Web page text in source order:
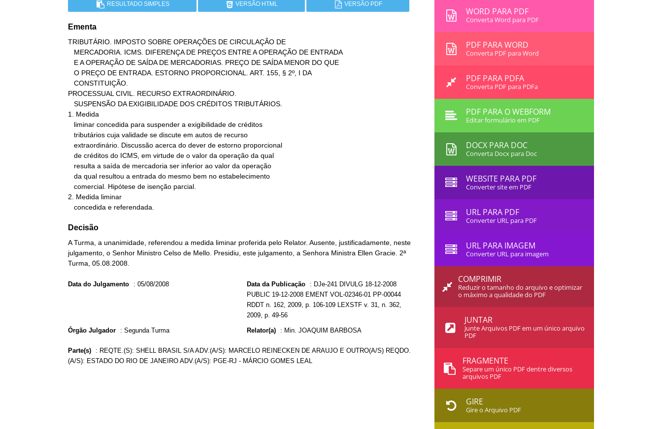
RESULTADO SIMPLES VERSÃO HTML VERSÃO PDF
Ementa
TRIBUTÁRIO. IMPOSTO SOBRE OPERAÇÕES DE CIRCULAÇÃO DE
PROCESSUAL CIVIL. RECURSO EXTRAORDINÁRIO.
1. Medida
2. Medida liminar
   concedida e referendada.
Decisão
A Turma, a unanimidade, referendou a medida liminar proferida pelo Relator. Ausente, justificadamente, neste
julgamento, o Senhor Ministro Celso de Mello. Presidiu, este julgamento, a Senhora Ministra Ellen Gracie. 2ª
Turma, 05.08.2008.
Data do Julgamento : 05/08/2008 Data da Publicação : DJe-241 DIVULG 18-12-2008
PUBLIC 19-12-2008 EMENT VOL-02346-01 PP-00044
RDDT n. 162, 2009, p. 106-109 LEXSTF v. 31, n. 362,
2009, p. 49-56
Órgão Julgador : Segunda Turma Relator(a) : Min. JOAQUIM BARBOSA
Parte(s) : REQTE.(S): SHELL BRASIL S/A ADV.(A/S): MARCELO REINECKEN DE ARAUJO E OUTRO(A/S) REQDO.
(A/S): ESTADO DO RIO DE JANEIRO ADV.(A/S): PGE-RJ - MÁRCIO GOMES LEAL
WORD PARA PDF
Converta Word para PDF
PDF PARA WORD
Converta PDF para Word
PDF PARA PDFA
Converta PDF para PDFa
PDF PARA O WEBFORM
Editar formulário em PDF
DOCX PARA DOC
Converta Docx para Doc
WEBSITE PARA PDF
Converter site em PDF
URL PARA PDF
Converter URL para PDF
URL PARA IMAGEM
Converter URL para imagem
COMPRIMIR
Reduzir o tamanho do arquivo e optimizar
o máximo a qualidade do PDF
JUNTAR
Junte Arquivos PDF em um único arquivo
PDF
FRAGMENTE
Separe um único PDF dentre diversos
arquivos PDF
GIRE
Gire o Arquivo PDF